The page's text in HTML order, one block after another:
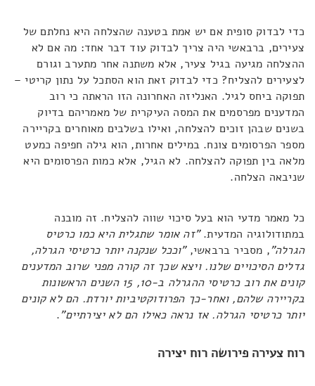
כדי לבדוק סופית אם יש אמת בטענה שהצלחה היא נחלתם של
צעירים, ברבאשי היה צריך לבדוק עוד דבר אחד: מה אם לא
ההצלחה מגיעה בגיל צעיר, אלא משתנה אחר מתערב וגורם
לצעירים להצליח? כדי לבדוק זאת הוא הסתכל על נתון קריטי –
תפוקה ביחס לגיל. האנליזה האחרונה הזו הראתה כי רוב
המדענים מפרסמים את המסה העיקרית של מאמריהם בדיוק
בשנים שבהן זוכים להצלחה, ואילו בשלבים מאוחרים בקריירה
מספר הפרסומים צונח. במילים אחרות, הוא גילה חפיפה כמעט
מלאה בין תפוקה להצלחה. לא הגיל, אלא כמות הפרסומים היא
שניבאה הצלחה.
כל מאמר מדעי הוא בעל סיכוי שווה להצליח. זה מובנה
במתודולוגיה המדעית."זה אומר שתגלית היא כמו כרטיס
הגרלה", מסביר ברבאשי,"וככל שנקנה יותר כרטיסי הגרלה,
גדלים הסיכויים שלנו. ויצא שכך זה קורה מפני שרוב המדענים
קונים את רוב כרטיסי ההגרלה ב-10, 15 השנים הראשונות
בקריירה שלהם, ואחר-כך הפרודוקטיביות יורדת. הם לא קונים
יותר כרטיסי הגרלה. אז נראה כאילו הם לא יצירתיים".
רוח צעירה פירושה רוח יצירה